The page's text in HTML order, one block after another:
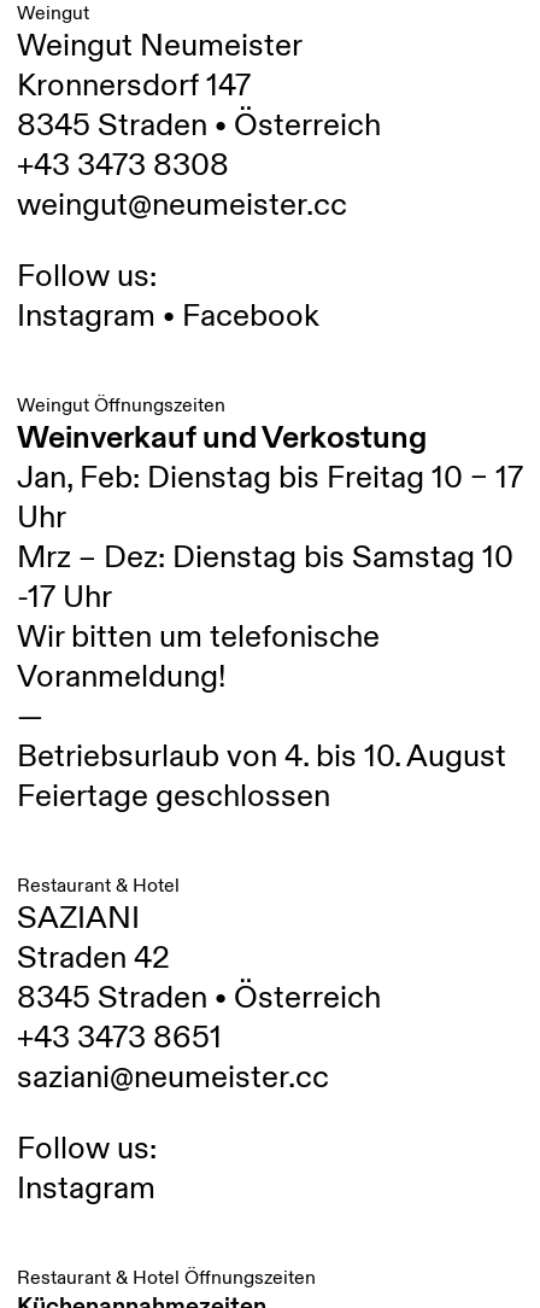
Weingut
Weingut Neumeister
Kronnersdorf 147
8345 Straden • Österreich
+43 3473 8308
weingut@neumeister.cc
Follow us:
Instagram • Facebook
Weingut Öffnungszeiten
Weinverkauf und Verkostung
Jan, Feb: Dienstag bis Freitag 10 – 17
Uhr
Mrz – Dez: Dienstag bis Samstag 10
-17 Uhr
Wir bitten um telefonische
Voranmeldung!
—
Betriebsurlaub von 4. bis 10. August
Feiertage geschlossen
Restaurant & Hotel
SAZIANI
Straden 42
8345 Straden • Österreich
+43 3473 8651
saziani@neumeister.cc
Follow us:
Instagram
Restaurant & Hotel Öffnungszeiten